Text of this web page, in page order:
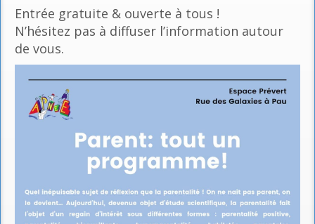
Entrée gratuite & ouverte à tous !
N’hésitez pas à diffuser l’information autour
de vous.